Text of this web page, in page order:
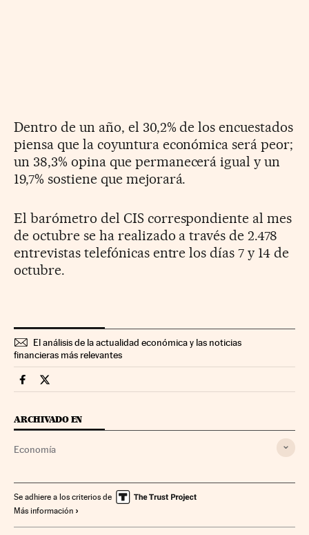
Dentro de un año, el 30,2% de los encuestados
piensa que la coyuntura económica será peor;
un 38,3% opina que permanecerá igual y un
19,7% sostiene que mejorará.
El barómetro del CIS correspondiente al mes
de octubre se ha realizado a través de 2.478
entrevistas telefónicas entre los días 7 y 14 de
octubre.
El análisis de la actualidad económica y las noticias
financieras más relevantes
Economia Cinco Días en Facebook
Economia Cinco Días en Twitter
ARCHIVADO EN
Economía
Se adhiere a los criterios de
Más información